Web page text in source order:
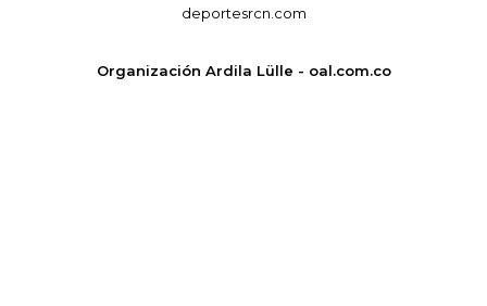
deportesrcn.com
Organización Ardila Lülle - oal.com.co